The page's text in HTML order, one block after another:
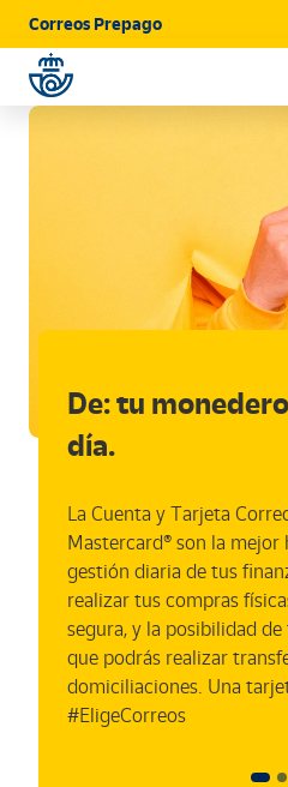
Correos Prepago
De: tu
día.
La Cuenta y Tarjeta
Mastercard® son la mejor
gestión diaria de tus
realizar tus compras
segura, y la posibilidad
que podrás realizar
domiciliaciones. Una
#EligeCorreos